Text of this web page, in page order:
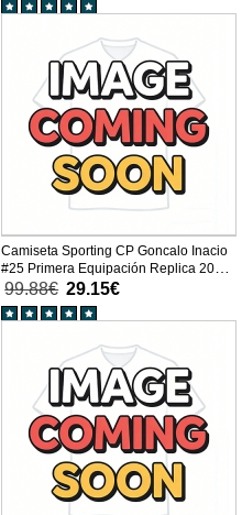
Camiseta Sporting CP Goncalo Inacio
#25 Primera Equipación Replica 2025-
26 mangas cortas
99.88€ 29.15€